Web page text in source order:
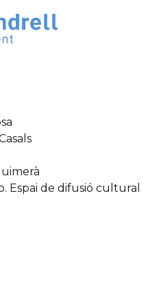
Espai de difusió cultural